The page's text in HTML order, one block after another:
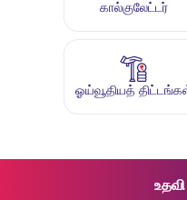
கால்குலேட்டர்
ஓய்வூதியத்